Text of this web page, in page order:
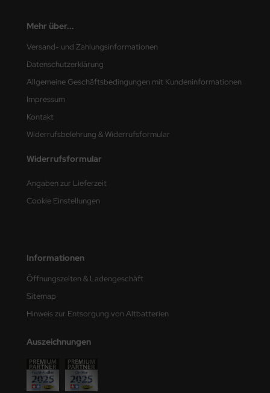
Mehr über...
Versand- und Zahlungsinformationen
Datenschutzerklärung
Allgemeine Geschäftsbedingungen mit Kundeninformationen
Impressum
Kontakt
Widerrufsbelehrung & Widerrufsformular
Widerrufsformular
Angaben zur Lieferzeit
Cookie Einstellungen
Informationen
Öffnungszeiten & Ladengeschäft
Sitemap
Hinweis zur Entsorgung von Altbatterien
Auszeichnungen